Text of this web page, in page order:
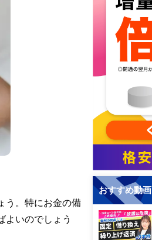
う。特にお金の備
よいのでしょう
おすすめ動画